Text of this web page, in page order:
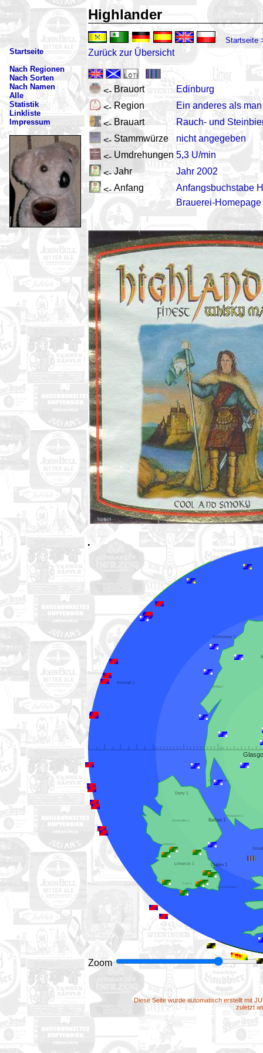
Highlander
Startseite
Startseite
Nach Regionen
Nach Sorten
Nach Namen
Alle
Statistik
Linkliste
Impressum
Zurück zur Übersicht
<- Brauort
Edinburg
<- Region
Ein anderes als
<- Brauart
Rauch- und
<- Stammwürze
nicht angegeben
<- Umdrehungen 5,3 U/min
<- Jahr
Jahr 2002
<- Anfang
Anfangsbuchstabe H
Brauerei-Homepage
Dublin 1
Belfast 1
Limerick 1
Rockall 1
Torshaven 1
Loch Garman 1
Cork 1
Derry 1
Galway 1
Enniskillen 1
Stornoway 1
Campbeltown 1
Mallaig 1
Portpatrick 1
Zoom
Diese Seite wurde automatisch erstellt mit
zuletzt